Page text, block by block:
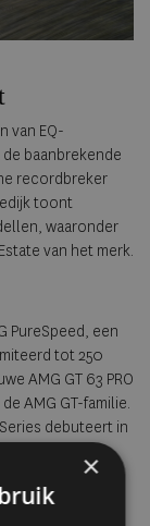
van EQ-
baanbrekende
recordbreker
toont
waaronder
van het merk.
PureSpeed, een
tot 250
AMG GT 63 PRO
AMG GT-familie.
debuteert in
×